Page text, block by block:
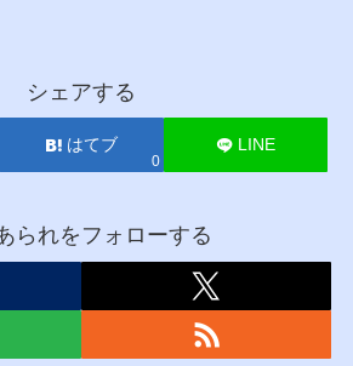
シェアする
はてブ
0
LINE
られをフォローする